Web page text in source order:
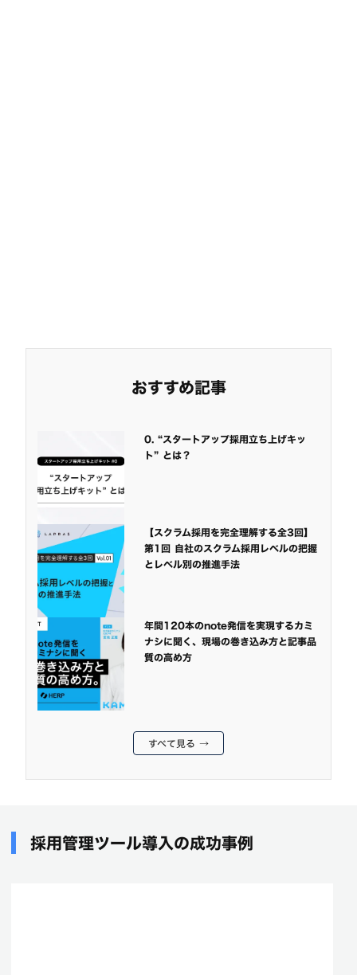
おすすめ記事
0. “スタートアップ採用立ち上げキッ
ト” とは？
【スクラム採用を完全理解する全3回】
第1回 自社のスクラム採用レベルの把握
とレベル別の推進手法
年間120本のnote発信を実現するカミ
ナシに聞く、現場の巻き込み方と記事品
質の高め方
すべて見る →
採用管理ツール導入の成功事例